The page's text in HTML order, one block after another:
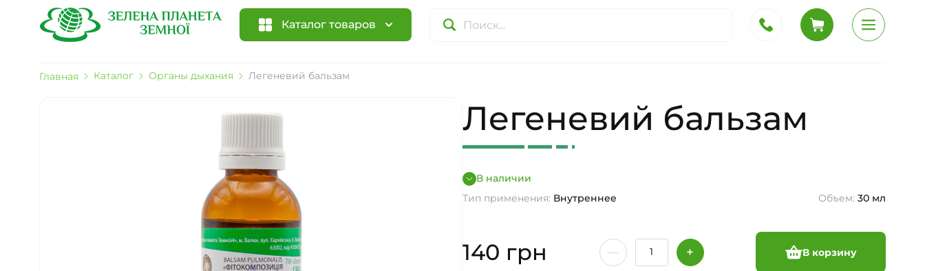
Каталог товаров
Главная Каталог Органы дыхания Легеневий бальзам
Легеневий бальзам
В наличии
Тип применения: Внутреннее Объем: 30 мл
140 грн В корзину